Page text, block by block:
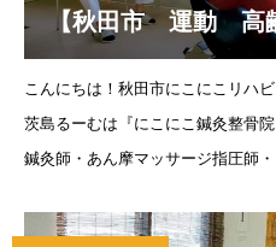
【秋田市 運動 高
こんにちは！秋田市にこにこリハ
茨島るーむは『にこにこ鍼灸整骨
鍼灸師・あん摩マッサージ指圧師
は【個別機能訓練】を実施して